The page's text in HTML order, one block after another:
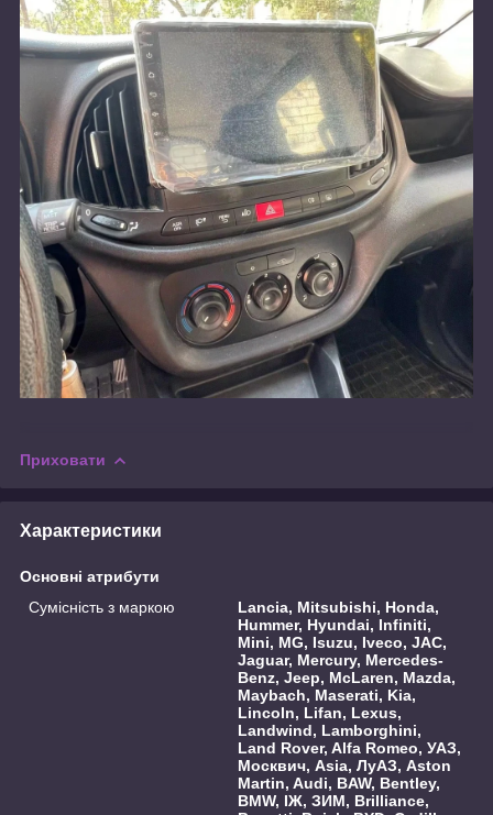
Приховати
Характеристики
Основні атрибути
Сумісність з маркою
Lancia, Mitsubishi, Honda,
Hummer, Hyundai, Infiniti,
Mini, MG, Isuzu, Iveco, JAC,
Jaguar, Mercury, Mercedes-
Benz, Jeep, McLaren, Mazda,
Maybach, Maserati, Kia,
Lincoln, Lifan, Lexus,
Landwind, Lamborghini,
Land Rover, Alfa Romeo, УАЗ,
Москвич, Asia, ЛуАЗ, Aston
Martin, Audi, BAW, Bentley,
BMW, ІЖ, ЗИМ, Brilliance,